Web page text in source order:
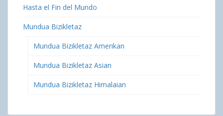
Hasta el Fin del Mundo
Mundua Bizikletaz
Mundua Bizikletaz Amerikan
Mundua Bizikletaz Asian
Mundua Bizikletaz Himalaian